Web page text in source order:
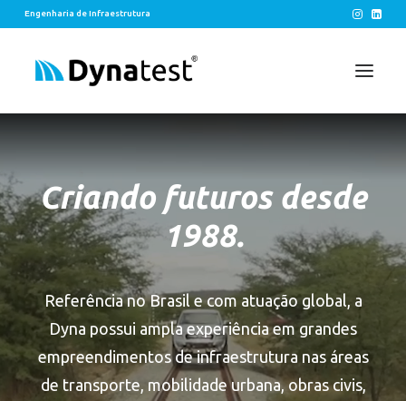
Engenharia de Infraestrutura
EIXOS
LEGADOS
CONTATO
Criando futuros desde
1988.
Referência no Brasil e com atuação global, a
Dyna possui ampla experiência em grandes
empreendimentos de infraestrutura nas áreas
de transporte, mobilidade urbana, obras civis,